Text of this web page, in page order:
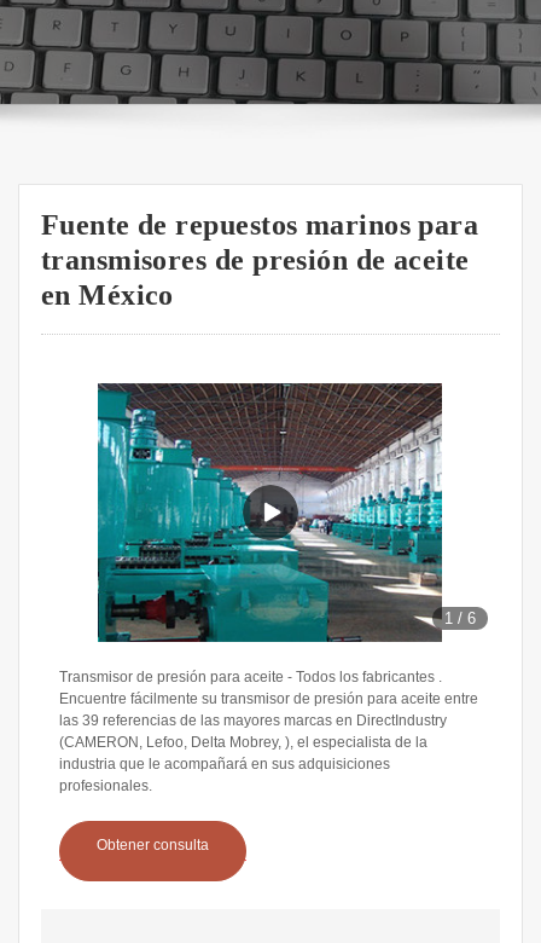
Fuente de repuestos marinos para
transmisores de presión de aceite
en México
1 /6
Transmisor de presión para aceite - Todos los fabricantes .
Encuentre fácilmente su transmisor de presión para aceite entre
las 39 referencias de las mayores marcas en DirectIndustry
(CAMERON, Lefoo, Delta Mobrey, ), el especialista de la
industria que le acompañará en sus adquisiciones
profesionales.
Obtener consulta